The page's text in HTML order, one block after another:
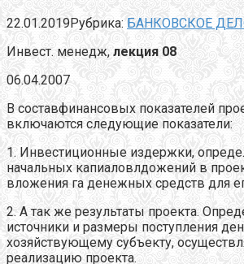
22.01.2019Рубрика: БАНКОВСКОЕ
Инвест. менедж, лекция 08
06.04.2007
В составфинансовых показателей
включаются следующие показатели:
1. Инвестиционные издержки,
начальных капиаловлдожений в
вложения га денежных средств для
2. А так же результаты проекта.
источники и размеры поступления
хозяйствующему субъекту,
реализацию проекта.